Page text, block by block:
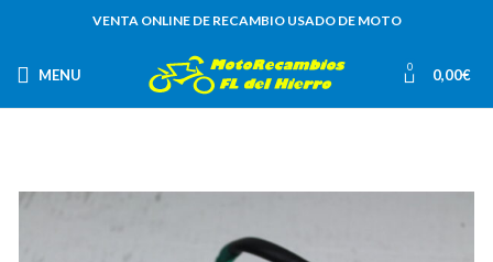
VENTA ONLINE DE RECAMBIO USADO DE MOTO
MENU 0 0,00€